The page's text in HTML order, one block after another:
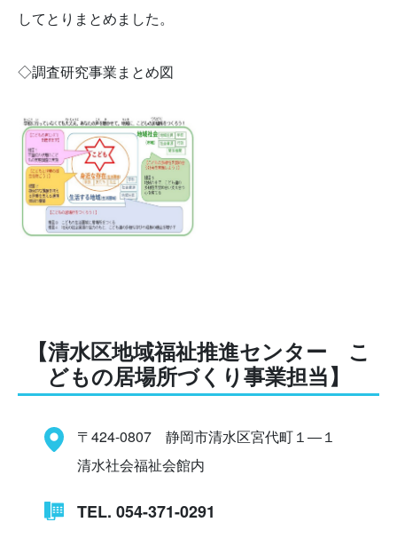
してとりまとめました。
◇調査研究事業まとめ図
【清水区地域福祉推進センター こ
どもの居場所づくり事業担当】
〒424-0807 静岡市清水区宮代町１―１
清水社会福祉会館内
TEL. 054-371-0291